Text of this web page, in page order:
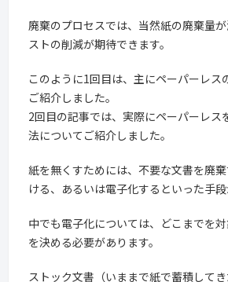
廃棄のプロセスでは、当然紙の廃棄量
ストの削減が期待できます。
このように1回目は、主にペーパーレス
ご紹介しました。
2回目の記事では、実際にペーパーレス
法についてご紹介しました。
紙を無くすためには、不要な文書を廃
ける、あるいは電子化するといった手段
中でも電子化については、どこまでを
を決める必要があります。
ストック文書（いままで紙で蓄積して